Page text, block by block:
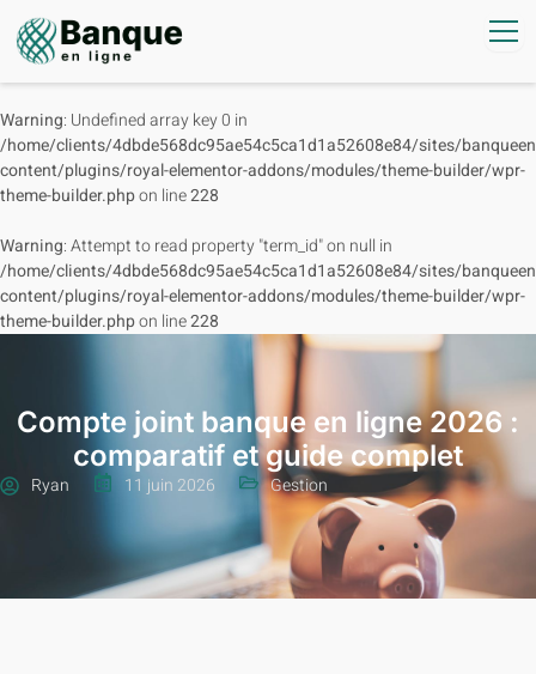
Warning: Undefined array key 0 in
/home/clients/4dbde568dc95ae54c5ca1d1a52608e84/sites/
content/plugins/royal-elementor-addons/modules/theme-builder/wpr-
theme-builder.phpon line228
Warning: Attempt to read property "term_id" on null in
/home/clients/4dbde568dc95ae54c5ca1d1a52608e84/sites/
content/plugins/royal-elementor-addons/modules/theme-builder/wpr-
theme-builder.phpon line228
Compte joint banque en ligne 2026 :
comparatif et guide complet
Ryan 11 juin 2026 Gestion